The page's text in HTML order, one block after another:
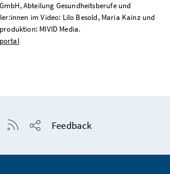
Abteilung Gesundheitsberufe und
im Video: Lilo Besold, Maria Kainz und
MIVID Media.
drucken
RSS-Feed anzeigen
Feedback